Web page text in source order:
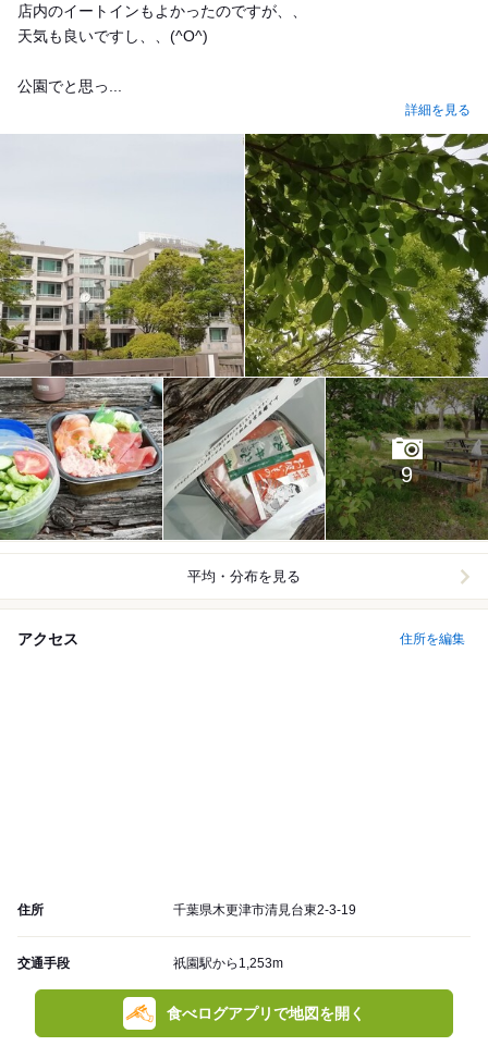
店内のイートインもよかったのですが、、
天気も良いですし、、(^O^)
公園でと思っ...
詳細を見る
9
平均・分布を見る
アクセス 住所を編集
住所 千葉県木更津市清見台東2-3-19
交通手段 祇園駅から1,253m
食べログアプリで地図を開く